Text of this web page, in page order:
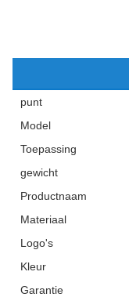
punt
Model
Toepassing
gewicht
Productnaam
Materiaal
Logo's
Kleur
Garantie